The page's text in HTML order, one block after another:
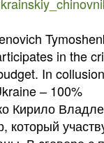
in the
In
– 100%
Кирило
который